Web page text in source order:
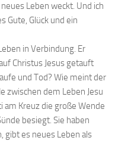
Leben weckt. Und ich
Gute, Glück und ein
in Verbindung. Er
Christus Jesus getauft
und Tod? Wie meint der
zwischen dem Leben Jesu
am Kreuz die große Wende
besiegt. Sie haben
gibt es neues Leben als